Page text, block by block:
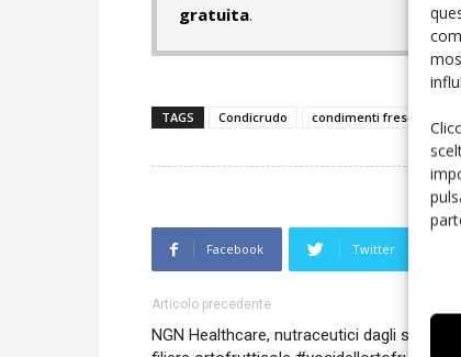
gratuita.
TAGS Condicrudo condimenti freschi
Facebook Twitter
Articolo precedente
NGN Healthcare, nutraceutici dagli scarti